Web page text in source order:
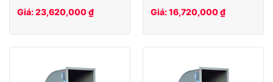
Giá: 23,620,000 ₫ Giá: 16,720,000 ₫